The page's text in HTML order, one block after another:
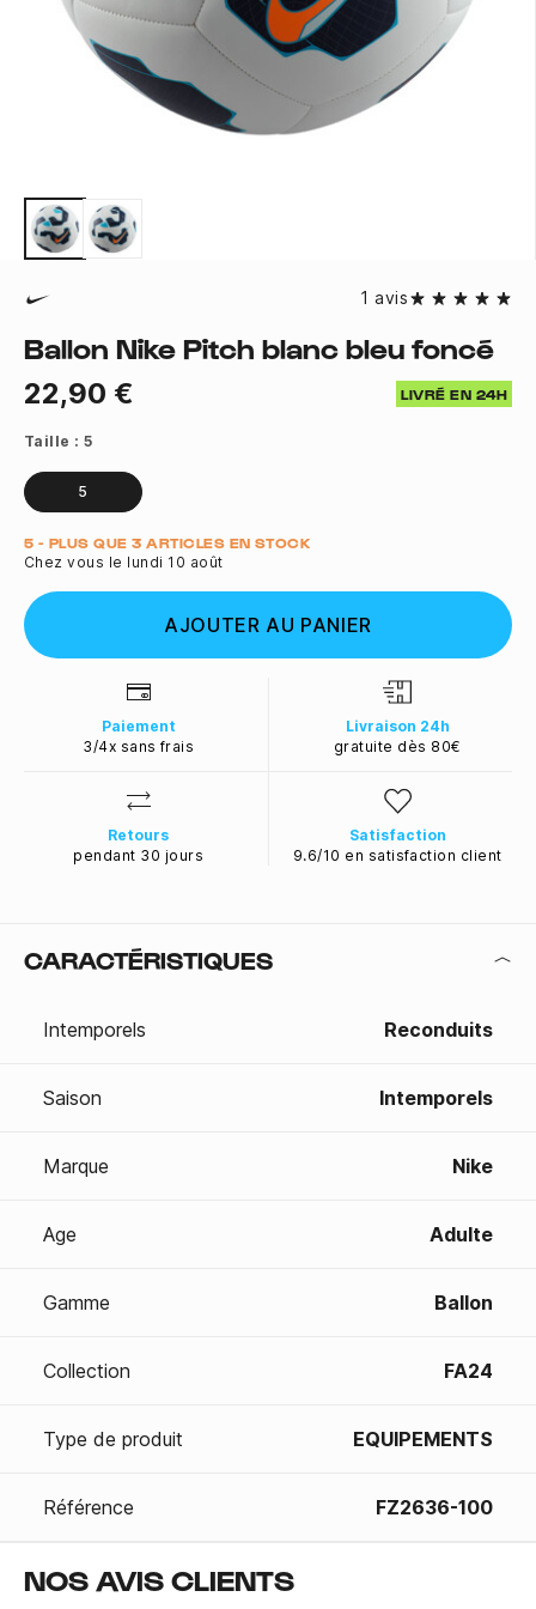
1 avis
Ballon Nike Pitch blanc bleu foncé
22,90 € LIVRÉ EN 24H
Taille :5
5
Quantité
5 - PLUS QUE 3 ARTICLES EN STOCK
Chez vous le lundi 10 août
AJOUTER AU PANIER
Paiement
3/4x sans frais
Livraison 24h
gratuite dès 80€
Retours
pendant 30 jours
Satisfaction
9.6/10 en satisfaction client
CARACTÉRISTIQUES
Intemporels Reconduits
Saison Intemporels
Marque Nike
Age Adulte
Gamme Ballon
Collection FA24
Type de produit EQUIPEMENTS
Référence FZ2636-100
NOS AVIS CLIENTS